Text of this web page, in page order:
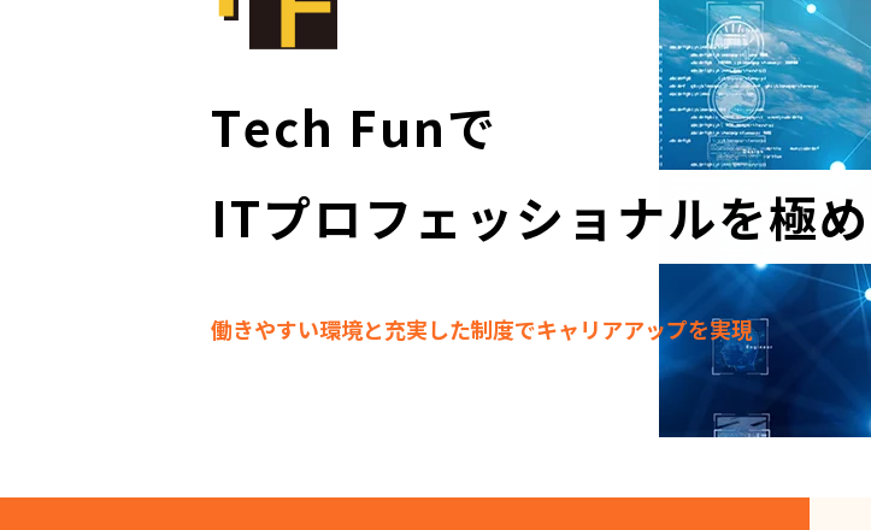
Tech Funで
ITプロフェ ッシ ョ ナルを極め
働きやすい環境と充実した制度でキャリアアップを実現